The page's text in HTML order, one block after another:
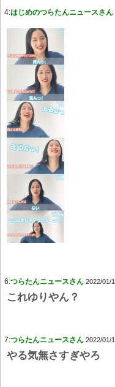
4:はじめのつらたんニュースさん
6:つらたんニュースさん 2022/01/
これゆりやん？
7:つらたんニュースさん 2022/01/
やる気無さすぎやろ